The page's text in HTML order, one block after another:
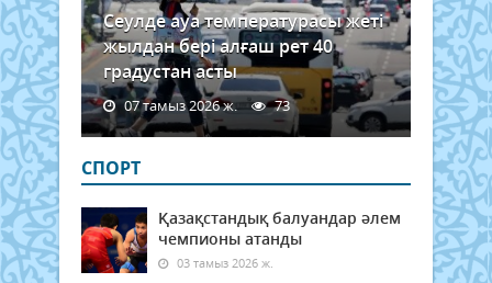
Сеулде ауа температурасы жеті
жылдан бері алғаш рет 40
градустан асты
07 тамыз 2026 ж. 73
СПОРТ
Қазақстандық балуандар әлем
чемпионы атанды
03 тамыз 2026 ж.